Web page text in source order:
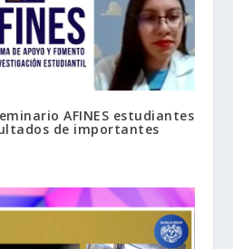
AFINES estudiantes
de importantes